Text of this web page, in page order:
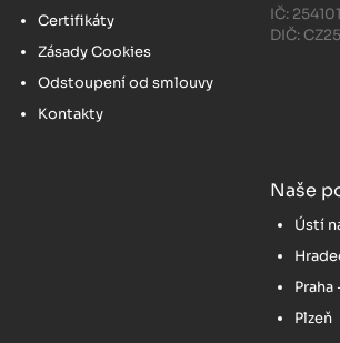
Certifikáty
Zásady Cookies
Odstoupení od smlouvy
Kontakty
IČ:
DIČ:
Naše
Ústí
Praha
Plzeň